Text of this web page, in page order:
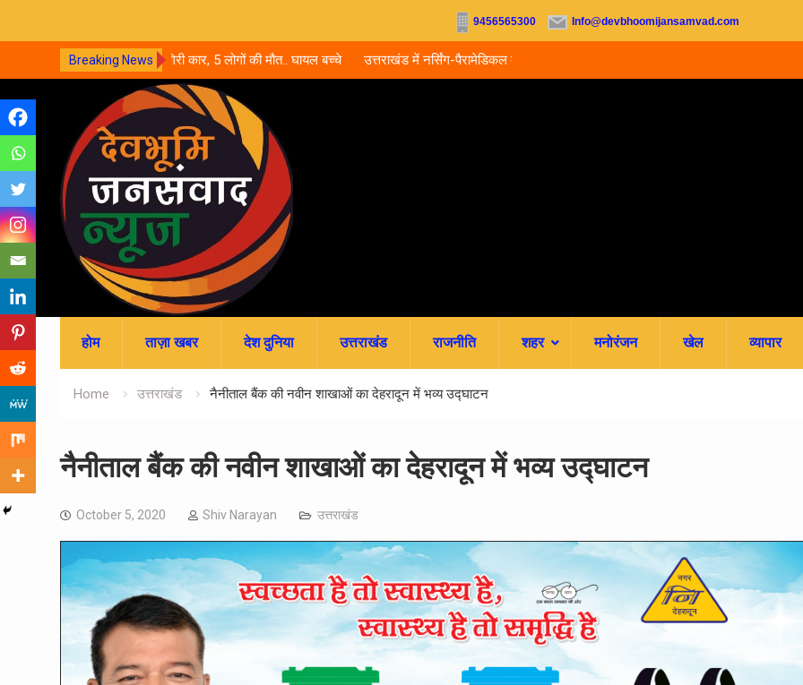
9456565300 Info@devbhoomijansamvad.com
Breaking News
कार, 5 लोगों की मौत.. घायल बच्चे
उत्तराखंड में नर्सिंग-पैरामेडिकल दाखिले शुरू, आज से ऑनलाइन फीस
जमा; जानें पूरी काउंसलिंग शेड्यूल
to
content
होम ताज़ा खबर देश दुनिया उत्तराखंड राजनीति शहर मनोरंजन खेल व्यापार
Home उत्तराखंड नैनीताल बैंक की नवीन शाखाओं का देहरादून में भव्य उद्घाटन
नैनीताल बैंक की नवीन शाखाओं का देहरादून में भव्य उद्घाटन
October 5, 2020 Shiv Narayan उत्तराखंड